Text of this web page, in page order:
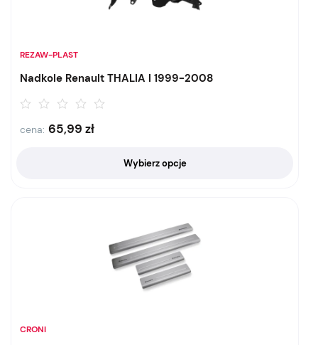
REZAW-PLAST
Nadkole Renault THALIA I 1999-2008
cena: 65,99 zł
Wybierz opcje
CRONI